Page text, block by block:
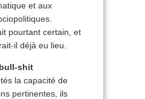
et aux
pourtant certain, et
il déjà eu lieu.
shit
la capacité de
pertinentes, ils